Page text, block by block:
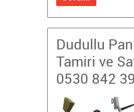
Dudullu
Tamiri ve
0530 842